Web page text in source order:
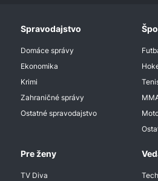
Spravodajstvo
Domáce správy
Ekonomika
Krimi
Zahraničné správy
Ostatné spravodajstvo
Pre ženy
TV Diva